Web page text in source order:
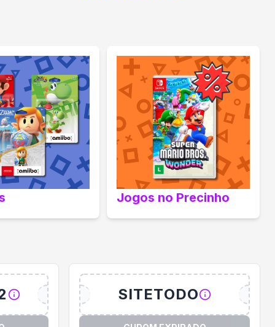
Jogos no Precinho
SITETODO